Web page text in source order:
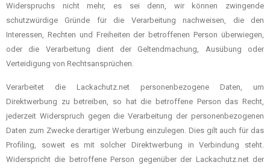
Widerspruchs nicht mehr, es sei denn, wir können zwingende
schutzwürdige Gründe für die Verarbeitung nachweisen, die den
Interessen, Rechten und Freiheiten der betroffenen Person überwiegen,
oder die Verarbeitung dient der Geltendmachung, Ausübung oder
Verteidigung von Rechtsansprüchen.
Verarbeitet die Lackachutz.net personenbezogene Daten, um
Direktwerbung zu betreiben, so hat die betroffene Person das Recht,
jederzeit Widerspruch gegen die Verarbeitung der personenbezogenen
Daten zum Zwecke derartiger Werbung einzulegen. Dies gilt auch für das
Profiling, soweit es mit solcher Direktwerbung in Verbindung steht.
Widerspricht die betroffene Person gegenüber der Lackachutz.net der